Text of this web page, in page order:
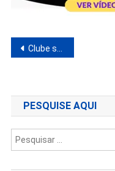
Navegação
Post
Clube sua meta
PESQUISE AQUI